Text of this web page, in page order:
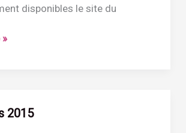
disponibles le site du
2015